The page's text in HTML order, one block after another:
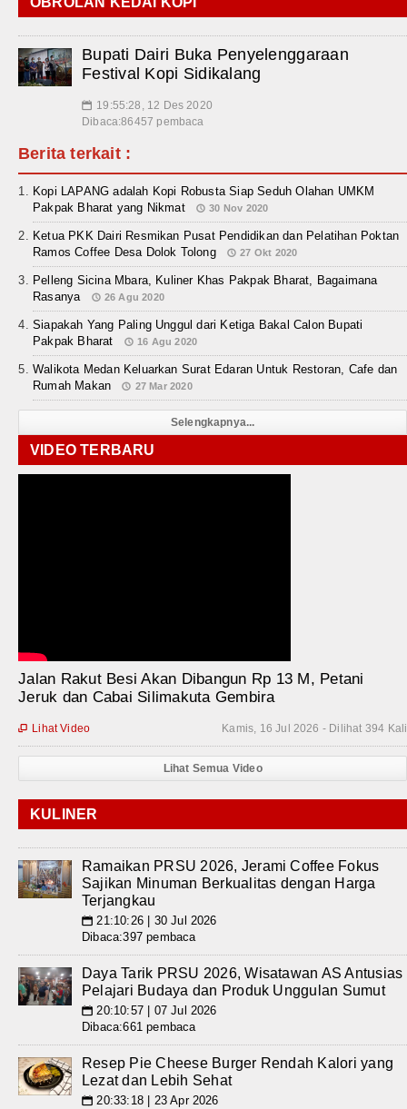
Bupati Dairi Buka Penyelenggaraan
Festival Kopi Sidikalang
📅 19:55:28, 12 Des 2020
Dibaca:86457 pembaca
Berita terkait :
Kopi LAPANG adalah Kopi Robusta Siap Seduh Olahan UMKM
Pakpak Bharat yang Nikmat
30 Nov 2020
Ketua PKK Dairi Resmikan Pusat Pendidikan dan Pelatihan Poktan
Ramos Coffee Desa Dolok Tolong
27 Okt 2020
Pelleng Sicina Mbara, Kuliner Khas Pakpak Bharat, Bagaimana
Rasanya
26 Agu 2020
Siapakah Yang Paling Unggul dari Ketiga Bakal Calon Bupati
Pakpak Bharat
16 Agu 2020
Walikota Medan Keluarkan Surat Edaran Untuk Restoran, Cafe dan
Rumah Makan
27 Mar 2020
Selengkapnya...
VIDEO TERBARU
Jalan Rakut Besi Akan Dibangun Rp 13 M, Petani
Jeruk dan Cabai Silimakuta Gembira
Kamis, 16 Jul 2026 - Dilihat 394 Kali
 Lihat Video
Lihat Semua Video
KULINER
Ramaikan PRSU 2026, Jerami Coffee Fokus
Sajikan Minuman Berkualitas dengan Harga
Terjangkau
📅 21:10:26 | 30 Jul 2026
Dibaca:397 pembaca
Daya Tarik PRSU 2026, Wisatawan AS Antusias
Pelajari Budaya dan Produk Unggulan Sumut
📅 20:10:57 | 07 Jul 2026
Dibaca:661 pembaca
Resep Pie Cheese Burger Rendah Kalori yang
Lezat dan Lebih Sehat
📅 20:33:18 | 23 Apr 2026